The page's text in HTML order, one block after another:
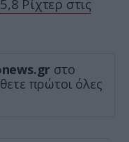
Ρίχτερ στις
στο
πρώτοι όλες